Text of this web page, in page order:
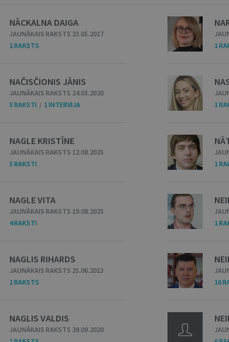
NĀCKALNA DAIGA
JAUNĀKAIS RAKSTS 23.05.2017
1 RAKSTS
NAČISČIONIS JĀNIS
JAUNĀKAIS RAKSTS 24.03.2020
5 RAKSTI / 1 INTERVIJA
NAGLE KRISTĪNE
JAUNĀKAIS RAKSTS 12.08.2025
5 RAKSTI
NAGLE VITA
JAUNĀKAIS RAKSTS 19.08.2025
4 RAKSTI
NAGLIS RIHARDS
JAUNĀKAIS RAKSTS 25.06.2013
1 RAKSTS
NAGLIS VALDIS
JAUNĀKAIS RAKSTS 29.09.2020
1
1
1
1
16